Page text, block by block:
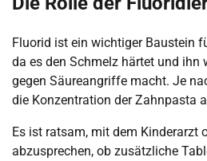
Fluorid ist ein wichtiger Baustein
da es den Schmelz härtet und ihn
gegen Säureangriffe macht. Je
die Konzentration der Zahnpasta
Es ist ratsam, mit dem Kinderarzt
abzusprechen, ob zusätzliche